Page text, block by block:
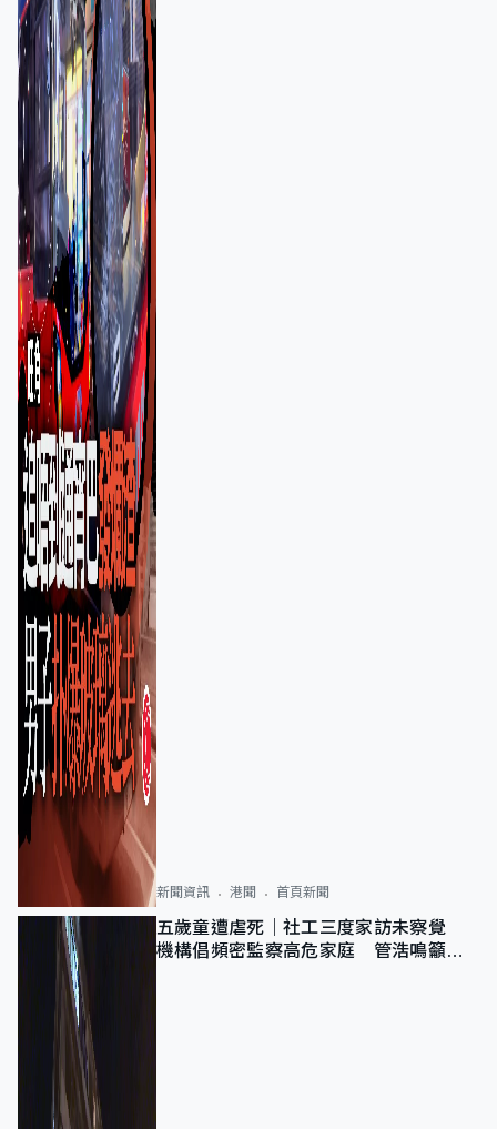
新聞資訊 港聞 首頁新聞
五歲童遭虐死｜社工三度家訪未察覺
機構倡頻密監察高危家庭 管浩鳴籲加